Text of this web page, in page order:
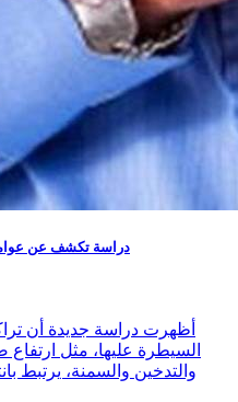
دراسة تكشف عن عوامل
أظهرت دراسة جديدة أن
السيطرة عليها، مثل
والتدخين والسمنة، يرتبط